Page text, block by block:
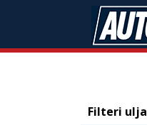
Filteri ulja